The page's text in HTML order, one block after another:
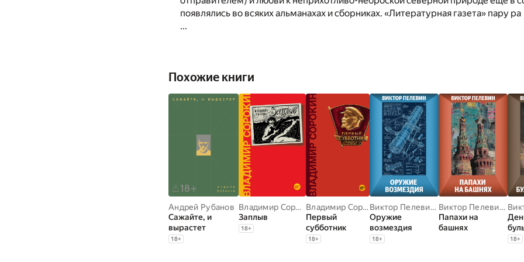
появлялись во всяких альманахах и сборниках. «Литературная газета» пару ра
...
Похожие книги
Андрей Рубанов
Сажайте, и
вырастет
18+
Владимир Сорокин
Заплыв
18+
Владимир Сорокин
Первый
субботник
18+
Виктор Пелевин, Виктор Пелевин
Оружие
возмездия
18+
Виктор Пелевин,
Папахи на
башнях
18+